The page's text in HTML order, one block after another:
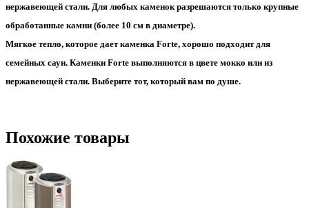
нержавеющей стали. Для любых каменок разрешаются только крупные
обработанные камни (более 10 см в диаметре).
Мягкое тепло, которое дает каменка Forte, хорошо подходит для
семейных саун. Каменки Forte выполняются в цвете мокко или из
нержавеющей стали. Выберите тот, который вам по душе.
Похожие товары